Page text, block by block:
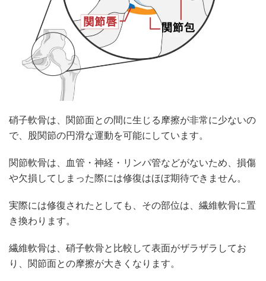
硝子軟骨は、関節面との間に生じる摩擦が非常に少ないの
で、股関節の円滑な運動を可能にしています。
関節軟骨は、血管・神経・リンパ管などがないため、損傷
や欠損してしまった際には修復はほぼ期待できません。
実際には修復されたとしても、その部位は、繊維軟骨に置
き換わります。
繊維軟骨は、硝子軟骨と比較して表面がザラザラしてお
り、関節面との摩擦が大きくなります。